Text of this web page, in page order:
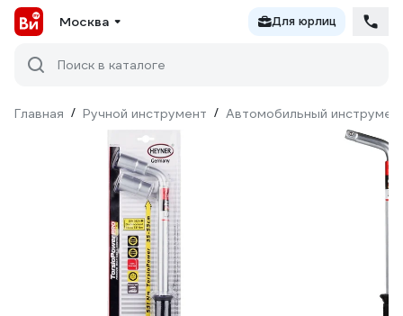
Москва Для юрлиц
Поиск в каталоге
Главная / Ручной инструмент / Автомобильный